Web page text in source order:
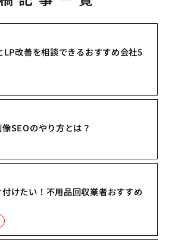
改善を相談できるおすすめ会社5
SEOのやり方とは？
けたい！不用品回収業者おすすめ